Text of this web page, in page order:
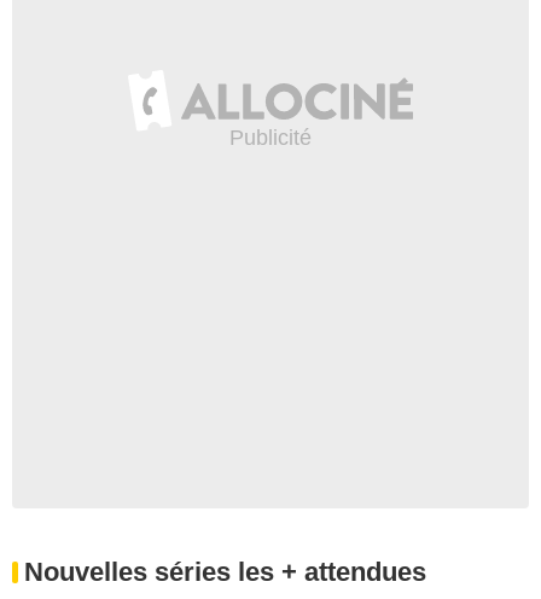
Nouvelles séries les + attendues